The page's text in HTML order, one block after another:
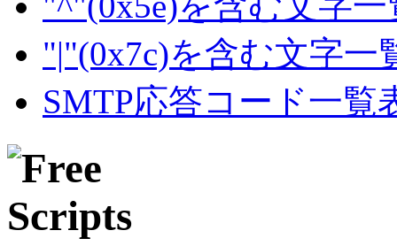
"|"(0x7c)を含む文字一
SMTP応答コード一覧